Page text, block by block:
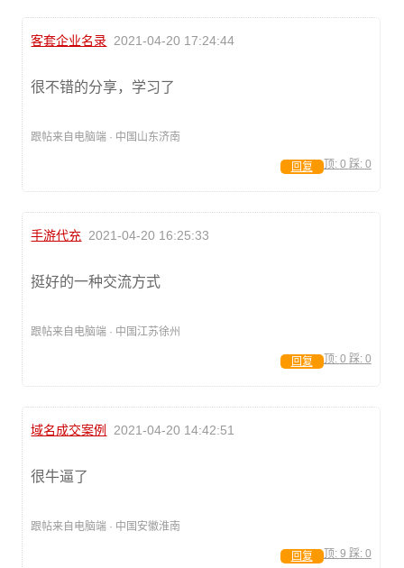
客套企业名录 2021-04-20 17:24:44
很不错的分享，学习了
跟帖来自电脑端 · 中国山东济南
顶: 0 踩: 0
回复
手游代充 2021-04-20 16:25:33
挺好的一种交流方式
跟帖来自电脑端 · 中国江苏徐州
顶: 0 踩: 0
回复
域名成交案例 2021-04-20 14:42:51
很牛逼了
跟帖来自电脑端 · 中国安徽淮南
顶: 9 踩: 0
回复